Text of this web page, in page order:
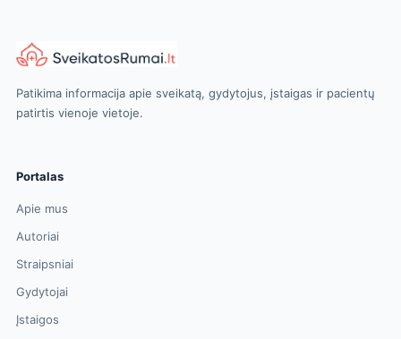
Patikima informacija apie sveikatą, gydytojus, įstaigas ir pacientų
patirtis vienoje vietoje.
Portalas
Apie mus
Autoriai
Straipsniai
Gydytojai
Įstaigos